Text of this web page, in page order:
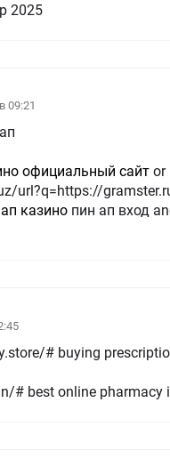
2025
09:21
официальный сайт or
url?q=https://
казино пин ап вход
# buying
# best online pharmacy